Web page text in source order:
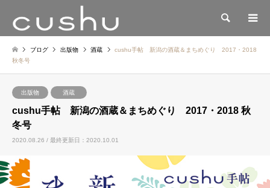
検索
ブログ 出版物 酒蔵
cushu手帖 新潟の酒蔵＆まちめぐり 2017・2018
秋冬号
出版物 酒蔵
cushu手帖 新潟の酒蔵＆まちめぐり 2017・2018 秋
冬号
2020.08.26 / 最終更新日：2020.10.01